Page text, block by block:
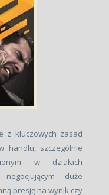
z kluczowych zasad
handlu, szczególnie
w działach
duże
presję na wynik czy